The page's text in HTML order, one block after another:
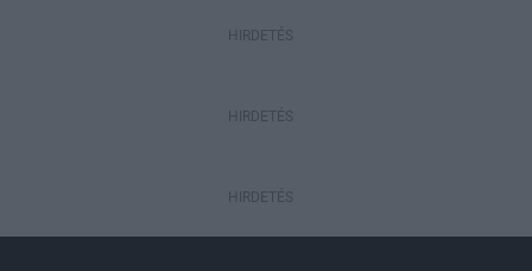
HIRDETÉS
HIRDETÉS
HIRDETÉS